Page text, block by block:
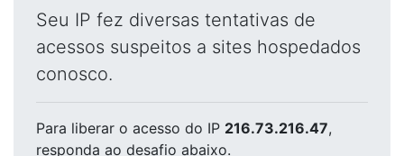
Seu IP fez diversas tentativas de
acessos suspeitos a sites hospedados
conosco.
Para liberar o acesso do IP 216.73.216.47,
responda ao desafio abaixo.